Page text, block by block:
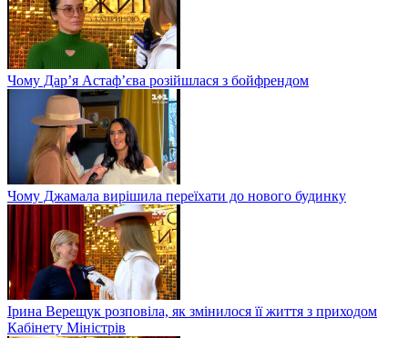
Чому Дар’я Астаф’єва розійшлася з бойфрендом
Чому Джамала вирішила переїхати до нового будинку
Ірина Верещук розповіла, як змінилося її життя з приходом
Кабінету Міністрів